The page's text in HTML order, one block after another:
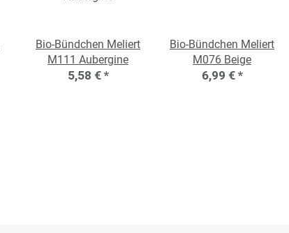
Bio-Bündchen Meliert
M111 Aubergine
5,58 € *
Bio-Bündchen Meliert
M076 Beige
6,99 € *